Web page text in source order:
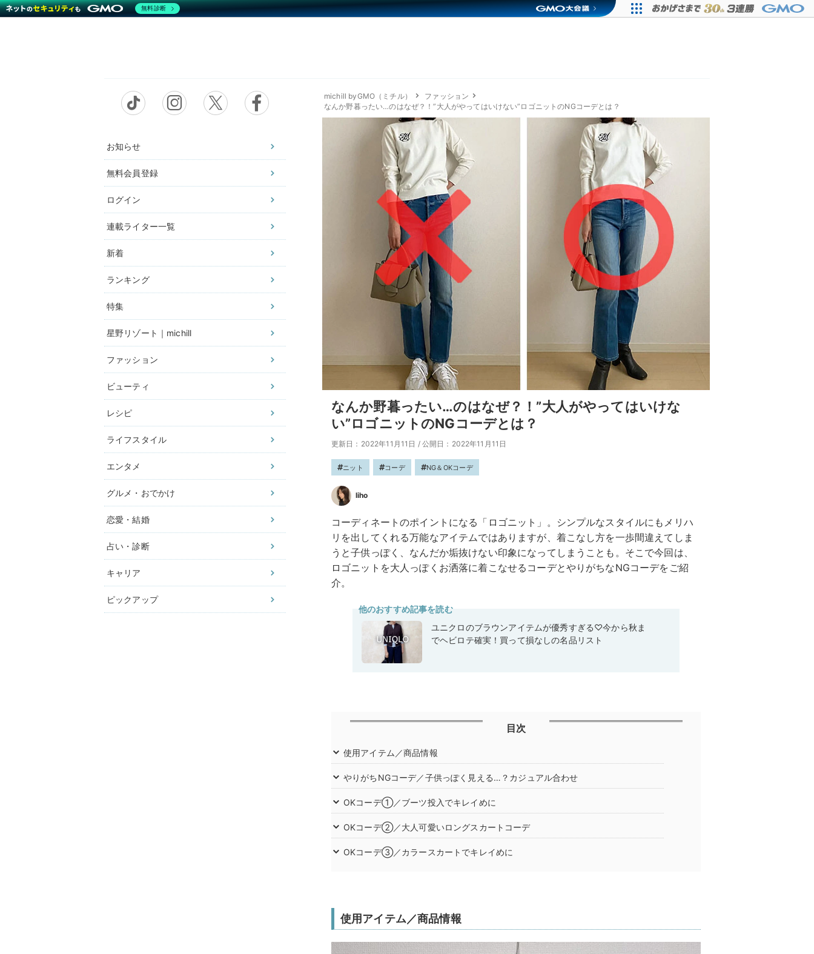
お知らせ
無料会員登録
ログイン
連載ライター一覧
新着
ランキング
特集
星野リゾート｜michill
ファッション
ビューティ
レシピ
ライフスタイル
エンタメ
グルメ・おでかけ
恋愛・結婚
占い・診断
キャリア
ピックアップ
michill byGMO（ミチル）
ファッション
なんか野暮ったい…のはなぜ？！”大人がやってはいけない”ロゴニットのNGコーデとは？
なんか野暮ったい…のはなぜ？！”大人がやってはいけな
い”ロゴニットのNGコーデとは？
更新日：2022年11月11日 / 公開日：2022年11月11日
ニット コーデ NG＆OKコーデ
liho
コーディネートのポイントになる「ロゴニット」。シンプルなスタイルにもメリハ
リを出してくれる万能なアイテムではありますが、着こなし方を一歩間違えてしま
うと子供っぽく、なんだか垢抜けない印象になってしまうことも。そこで今回は、
ロゴニットを大人っぽくお洒落に着こなせるコーデとやりがちなNGコーデをご紹
介。
他のおすすめ記事を読む
ユニクロのブラウンアイテムが優秀すぎる♡今から秋ま
でヘビロテ確実！買って損なしの名品リスト
目次
使用アイテム／商品情報
やりがちNGコーデ／子供っぽく見える…？カジュアル合わせ
OKコーデ①／ブーツ投入でキレイめに
OKコーデ②／大人可愛いロングスカートコーデ
OKコーデ③／カラースカートでキレイめに
使用アイテム／商品情報
無料診断